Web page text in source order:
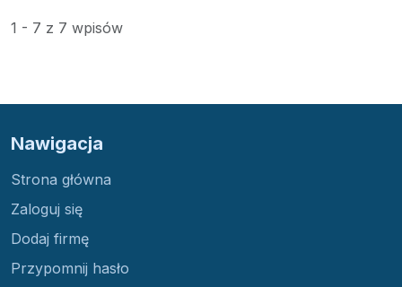
1 - 7 z 7 wpisów
Nawigacja
Strona główna
Zaloguj się
Dodaj firmę
Przypomnij hasło